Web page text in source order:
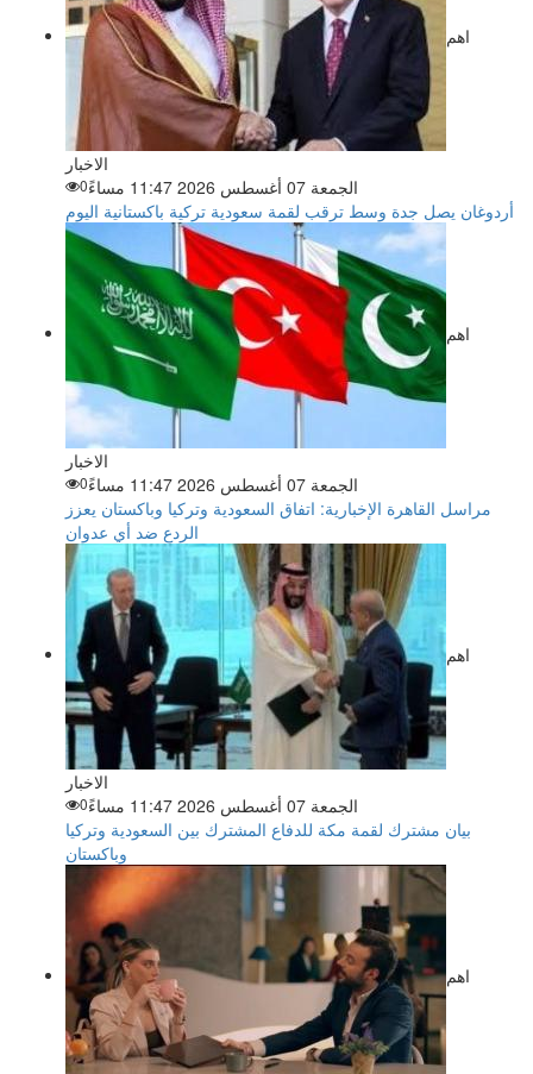
اهم
الاخبار
الجمعة 07 أغسطس 2026 11:47 مساءً
0
أردوغان يصل جدة وسط ترقب لقمة سعودية تركية باكستانية اليوم
اهم
الاخبار
الجمعة 07 أغسطس 2026 11:47 مساءً
0
مراسل القاهرة الإخبارية: اتفاق السعودية وتركيا وباكستان يعزز
الردع ضد أي عدوان
اهم
الاخبار
الجمعة 07 أغسطس 2026 11:47 مساءً
0
بيان مشترك لقمة مكة للدفاع المشترك بين السعودية وتركيا
وباكستان
اهم